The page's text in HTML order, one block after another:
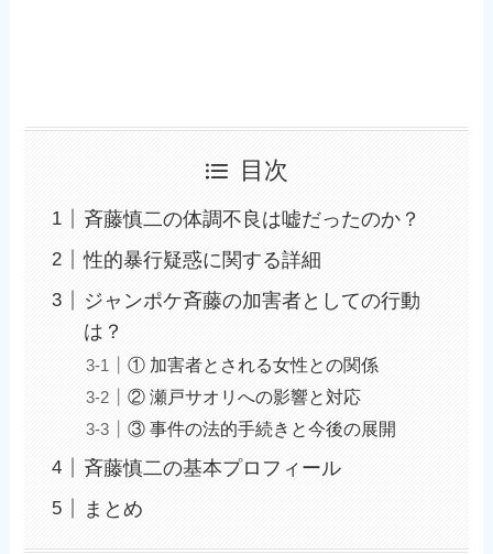
目次
斉藤慎二の体調不良は嘘だったのか？
性的暴行疑惑に関する詳細
ジャンポケ斉藤の加害者としての行動
は？
① 加害者とされる女性との関係
② 瀬戸サオリへの影響と対応
③ 事件の法的手続きと今後の展開
斉藤慎二の基本プロフィール
まとめ